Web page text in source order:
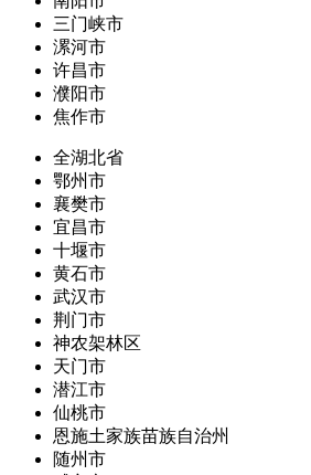
三门峡市
漯河市
许昌市
濮阳市
焦作市
全湖北省
鄂州市
襄樊市
宜昌市
十堰市
黄石市
武汉市
荆门市
神农架林区
天门市
潜江市
仙桃市
恩施土家族苗族自治州
随州市